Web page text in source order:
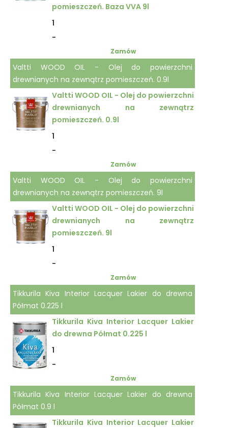
pomieszczeń. Baza VVA 9l
1
-
Zamów
Valtti WOOD OIL - Olej do powierzchni
drewnianych na zewnątrz pomieszczeń. 0.9l
Valtti WOOD OIL - Olej do powierzchni
drewnianych na zewnątrz
pomieszczeń. 0.9l
1
-
Zamów
Valtti WOOD OIL - Olej do powierzchni
drewnianych na zewnątrz pomieszczeń. 9l
Valtti WOOD OIL - Olej do powierzchni
drewnianych na zewnątrz
pomieszczeń. 9l
1
-
Zamów
Tikkurila Kiva Interior Lacquer Lakier do drewna
Półmat 0.225 l
Tikkurila Kiva Interior Lacquer Lakier
do drewna Półmat 0.225 l
1
-
Zamów
Tikkurila Kiva Interior Lacquer Lakier do drewna
Półmat 0.9 l
Tikkurila Kiva Interior Lacquer Lakier